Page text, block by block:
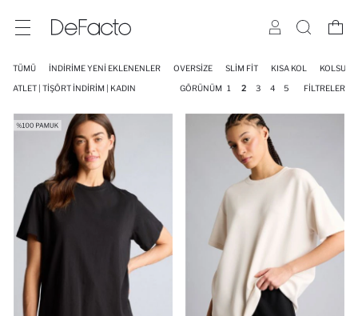
TÜMÜ İNDİRİME YENİ EKLENENLER OVERSIZE SLIM FIT KISA KOL KOLSUZ
ATLET | TIŞÖRT İNDIRIM | KADIN GÖRÜNÜM 1 2 3 4 5 FILTRELER